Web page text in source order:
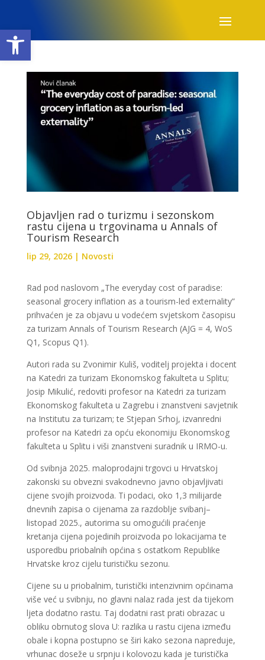
Open toolbar
Objavljen rad o turizmu i sezonskom
rastu cijena u trgovinama u Annals of
Tourism Research
lip 29, 2026| Novosti
Rad pod naslovom „The everyday cost of paradise:
seasonal grocery inflation as a tourism-led externality”
prihvaćen je za objavu u vodećem svjetskom časopisu
za turizam Annals of Tourism Research (AJG = 4, WoS
Q1, Scopus Q1).
Autori rada su Zvonimir Kuliš, voditelj projekta i docent
na Katedri za turizam Ekonomskog fakulteta u Splitu;
Josip Mikulić, redoviti profesor na Katedri za turizam
Ekonomskog fakulteta u Zagrebu i znanstveni savjetnik
na Institutu za turizam; te Stjepan Srhoj, izvanredni
profesor na Katedri za opću ekonomiju Ekonomskog
fakulteta u Splitu i viši znanstveni suradnik u IRMO-u.
Od svibnja 2025. maloprodajni trgovci u Hrvatskoj
zakonski su obvezni svakodnevno javno objavljivati
cijene svojih proizvoda. Ti podaci, oko 1,3 milijarde
dnevnih zapisa o cijenama za razdoblje svibanj–
listopad 2025., autorima su omogućili praćenje
kretanja cijena pojedinih proizvoda po lokacijama te
usporedbu priobalnih općina s ostatkom Republike
Hrvatske kroz cijelu turističku sezonu.
Cijene su u priobalnim, turistički intenzivnim općinama
više već u svibnju, no glavni nalaz rada jest da tijekom
ljeta dodatno rastu. Taj dodatni rast prati obrazac u
obliku obrnutog slova U: razlika u rastu cijena između
obale i kopna postupno se širi kako sezona napreduje,
vrhunac doseže u srpnju i kolovozu kada je turistička